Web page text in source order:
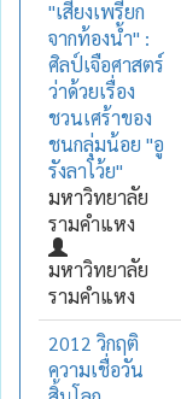
"เสียงเพรียก
จากท้องน้ำ" :
ศิลป์เจือศาสตร์
ว่าด้วยเรื่อง
ชวนเศร้าของ
ชนกลุ่มน้อย "อู
รังลาโว้ย"
มหาวิทยาลัย
รามคำแหง
มหาวิทยาลัย
รามคำแหง
2012 วิกฤติ
ความเชื่อวัน